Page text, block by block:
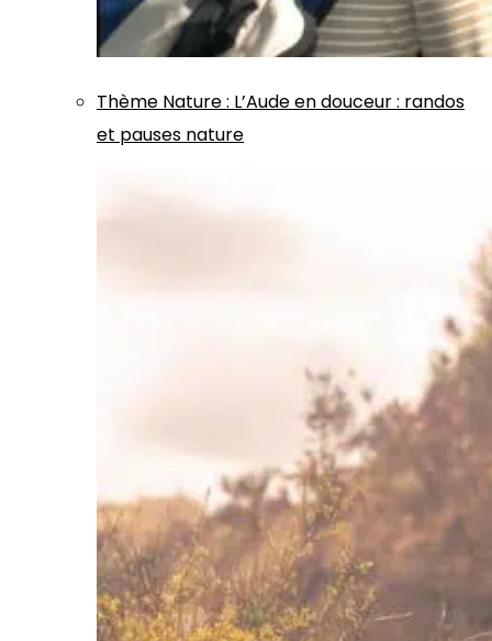
Thème Nature: L’Aude en douceur : randos
et pauses nature